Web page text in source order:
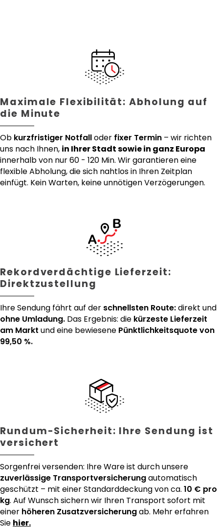
Maximale Flexibilität: Abholung auf
die Minute
Ob kurzfristiger Notfalloder fixer Termin – wir richten
uns nach Ihnen, in Ihrer Stadt sowie in ganz Europa
innerhalb von nur 60 - 120 Min. Wir garantieren eine
flexible Abholung, die sich nahtlos in Ihren Zeitplan
einfügt. Kein Warten, keine unnötigen Verzögerungen.
Rekordverdächtige Lieferzeit:
Direktzustellung
Ihre Sendung fährt auf der schnellsten Route:direkt und
ohne Umladung. Das Ergebnis: die kürzeste Lieferzeit
am Markt und eine bewiesene Pünktlichkeitsquote von
99,50 %.
Rundum-Sicherheit: Ihre Sendung ist
versichert
Sorgenfrei versenden: Ihre Ware ist durch unsere
zuverlässige Transportversicherungautomatisch
geschützt – mit einer Standarddeckung von ca. 10 € pro
kg. Auf Wunsch sichern wir Ihren Transport sofort mit
einer höheren Zusatzversicherungab. Mehr erfahren
Sie hier.